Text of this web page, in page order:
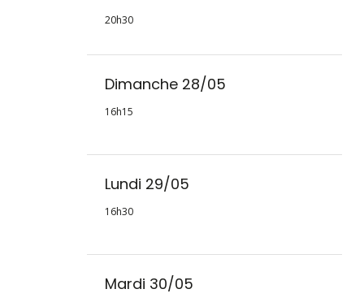
20h30
Dimanche 28/05
16h15
Lundi 29/05
16h30
Mardi 30/05